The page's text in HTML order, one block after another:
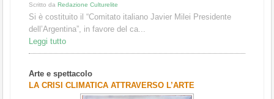
Scritto da Redazione Culturelite
Si è costituito il “Comitato italiano Javier Milei Presidente
dell’Argentina”, in favore del ca...
Leggi tutto
Arte e spettacolo
LA CRISI CLIMATICA ATTRAVERSO L’ARTE